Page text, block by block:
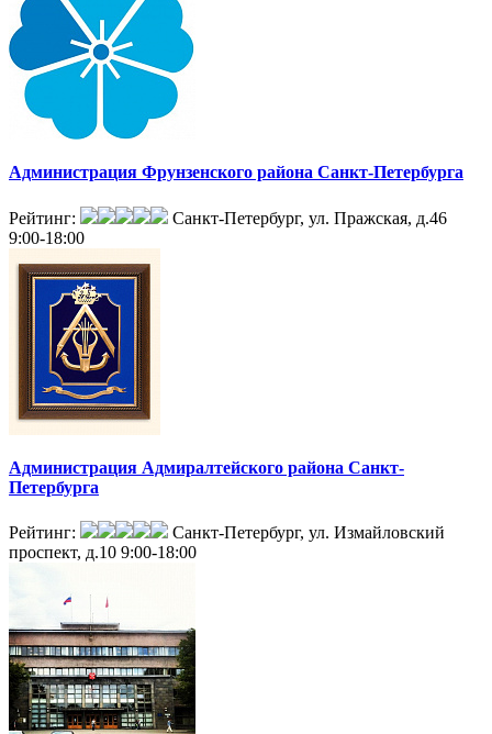
Администрация Фрунзенского района Санкт-Петербурга
Рейтинг:
Санкт-Петербург, ул. Пражская, д.46
9:00-18:00
Администрация Адмиралтейского района Санкт-
Петербурга
Рейтинг:
Санкт-Петербург, ул. Измайловский
проспект, д.10 9:00-18:00